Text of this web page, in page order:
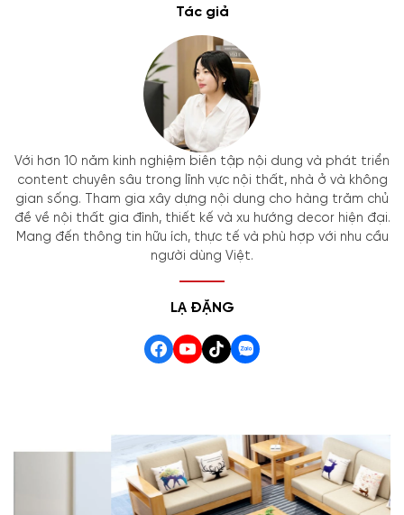
Tác giả
Với hơn 10 năm kinh nghiệm biên tập nội dung và phát triển
content chuyên sâu trong lĩnh vực nội thất, nhà ở và không
gian sống. Tham gia xây dựng nội dung cho hàng trăm chủ
đề về nội thất gia đình, thiết kế và xu hướng decor hiện đại.
Mang đến thông tin hữu ích, thực tế và phù hợp với nhu cầu
người dùng Việt.
LẠ ĐẶNG